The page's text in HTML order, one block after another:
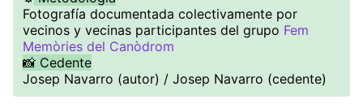
Fotografía documentada colectivamente por
vecinos y vecinas participantes del grupo Fem
Memòries del Canòdrom
📸 Cedente
Josep Navarro (autor) / Josep Navarro (cedente)